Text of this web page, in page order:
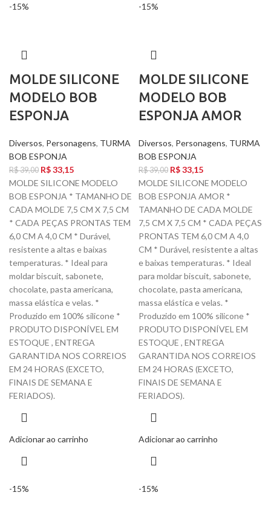
-15%
MOLDE SILICONE
MODELO BOB
ESPONJA
Diversos, Personagens, TURMA
BOB ESPONJA
R$39,00 R$33,15
MOLDE SILICONE MODELO
BOB ESPONJA * TAMANHO DE
CADA MOLDE 7,5 CM X 7,5 CM
* CADA PEÇAS PRONTAS TEM
6,0 CM A 4,0 CM * Durável,
resistente a altas e baixas
temperaturas. * Ideal para
moldar biscuit, sabonete,
chocolate, pasta americana,
massa elástica e velas. *
Produzido em 100% silicone *
PRODUTO DISPONÍVEL EM
ESTOQUE , ENTREGA
GARANTIDA NOS CORREIOS
EM 24 HORAS (EXCETO,
FINAIS DE SEMANA E
FERIADOS).
Adicionar ao carrinho
-15%
MOLDE SILICONE
MODELO BOB
ESPONJA AMOR
Diversos, Personagens, TURMA
BOB ESPONJA
R$39,00 R$33,15
MOLDE SILICONE MODELO
BOB ESPONJA AMOR *
TAMANHO DE CADA MOLDE
7,5 CM X 7,5 CM * CADA PEÇAS
PRONTAS TEM 6,0 CM A 4,0
CM * Durável, resistente a altas
e baixas temperaturas. * Ideal
para moldar biscuit, sabonete,
chocolate, pasta americana,
massa elástica e velas. *
Produzido em 100% silicone *
PRODUTO DISPONÍVEL EM
ESTOQUE , ENTREGA
GARANTIDA NOS CORREIOS
EM 24 HORAS (EXCETO,
FINAIS DE SEMANA E
FERIADOS).
Adicionar ao carrinho
-15% -15%